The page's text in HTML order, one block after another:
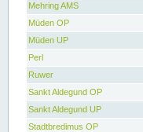
Mehring AMS
Müden OP
Müden UP
Perl
Ruwer
Sankt Aldegund OP
Sankt Aldegund UP
Stadtbredimus OP